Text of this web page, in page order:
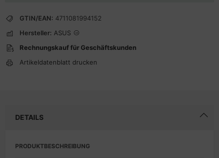
GTIN/EAN: 4711081994152
Hersteller: ASUS
Rechnungskauf für Geschäftskunden
Artikeldatenblatt drucken
DETAILS
PRODUKTBESCHREIBUNG